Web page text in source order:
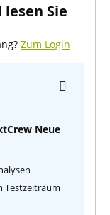
Sie
Zum Login
Neue
Testzeitraum